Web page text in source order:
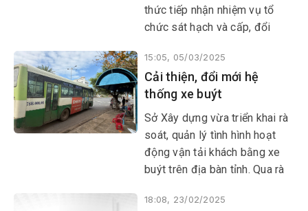
thức tiếp nhận nhiệm vụ tổ
chức sát hạch và cấp, đổi
đường bộ. Công tác này đang
được nỗ lực triển khai theo
hướng đơn giản hóa thủ tục và
khuyến khích sử dụng dịch vụ
công trực tuyến nhằm mang
lại nhiều thuận tiện cho người
dân.
15:05, 05/03/2025
Cải thiện, đổi mới hệ
thống xe buýt
Sở Xây dựng vừa triển khai rà
soát, quản lý tình hình hoạt
động vận tải khách bằng xe
buýt trên địa bàn tỉnh. Qua rà
các phương tiện xe buýt nội
18:08, 23/02/2025